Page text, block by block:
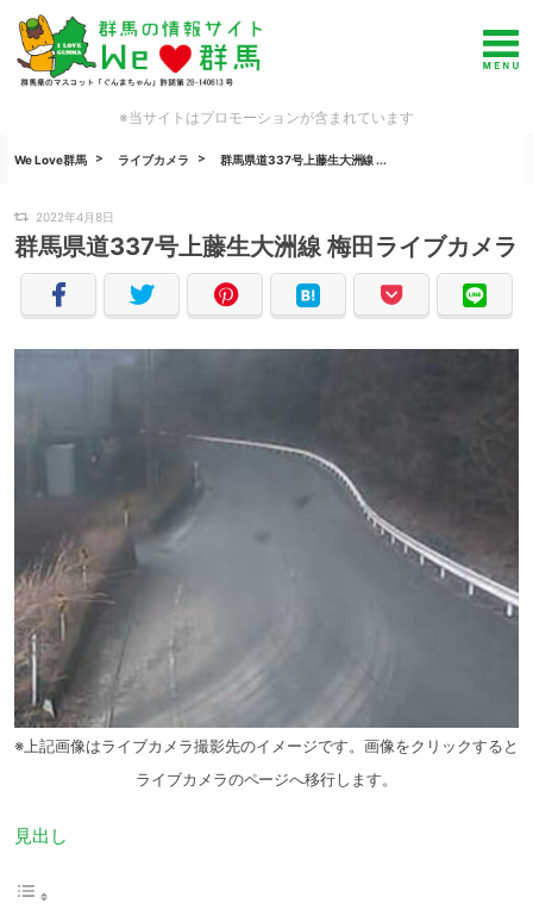
※当サイトはプロモーションが含まれています
We Love群馬 ライブカメラ 群馬県道337号上藤生大洲線 ...
2022年4月8日
群馬県道337号上藤生大洲線 梅田ライブカメラ
※上記画像はライブカメラ撮影先のイメージです。画像をクリックすると
ライブカメラのページへ移行します。
見出し